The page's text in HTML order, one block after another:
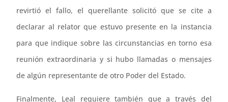
revirtió el fallo, el querellante solicitó que se cite a
declarar al relator que estuvo presente en la instancia
para que indique sobre las circunstancias en torno esa
reunión extraordinaria y si hubo llamadas o mensajes
de algún representante de otro Poder del Estado.
Finalmente, Leal requiere también que a través del